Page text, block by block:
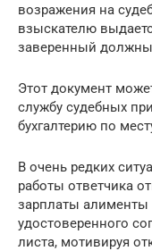
возражения на
взыскателю
заверенный
Этот документ
службу судебных
бухгалтерию по
В очень редких
работы ответчика
зарплаты алименты
удостоверенного
листа, мотивируя